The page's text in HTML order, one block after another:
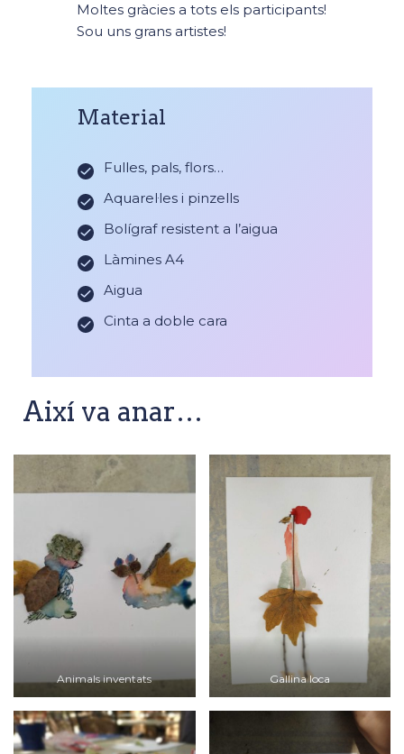
Moltes gràcies a tots els participants!
Sou uns grans artistes!
Material
Fulles, pals, flors…
Aquarel·les i pinzells
Bolígraf resistent a l’aigua
Làmines A4
Aigua
Cinta a doble cara
Així va anar…
Animals inventats Gallina loca